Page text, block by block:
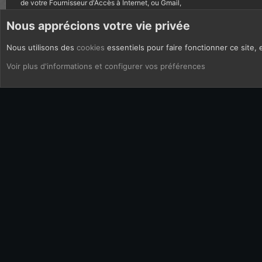
de votre Fournisseur d'Accès à Internet, ou Gmail,
CoOkies Français (FR)
Nous apprécions votre vie privée
Nous utilisons des cookies essentiels pour faire fonctionner ce site,
Voir plus d'informations et configurer vos préférences